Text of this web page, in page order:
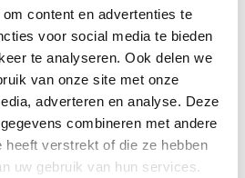
content en advertenties te
voor social media te bieden
te analyseren. Ook delen we
van onze site met onze
adverteren en analyse. Deze
combineren met andere
heeft verstrekt of die ze hebben
uw gebruik van hun services.